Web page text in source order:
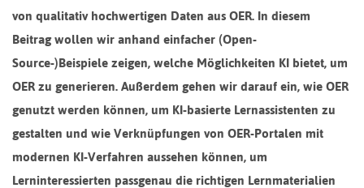
von qualitativ hochwertigen Daten aus OER. In diesem
Beitrag wollen wir anhand einfacher (Open-
Source-)Beispiele zeigen, welche Möglichkeiten KI bietet, um
OER zu generieren. Außerdem gehen wir darauf ein, wie OER
genutzt werden können, um KI-basierte Lernassistenten zu
gestalten und wie Verknüpfungen von OER-Portalen mit
modernen KI-Verfahren aussehen können, um
Lerninteressierten passgenau die richtigen Lernmaterialien